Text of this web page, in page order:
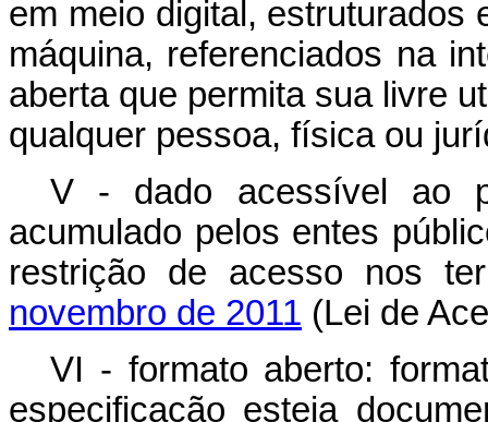
em meio digital, estruturados
máquina, referenciados na
aberta que permita sua livre
qualquer pessoa, física ou
V - dado acessível ao
acumulado pelos entes
restrição de acesso nos
novembro de 2011 (Lei de
VI - formato aberto:
especificação esteja